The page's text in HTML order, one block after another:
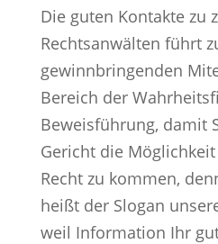
Die guten Kontakte zu
Rechtsanwälten führt
gewinnbringenden
Bereich der
Beweisführung, damit
Gericht die
Recht zu kommen,
heißt der Slogan
weil Information Ihr